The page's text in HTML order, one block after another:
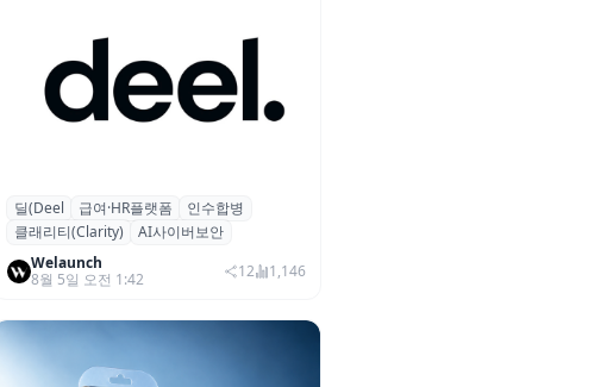
글로벌 HR 플랫폼 딜(Deel), ARR 15억
달러 돌파…AI 보안 역량 강화
딜(Deel 급여·HR플랫폼
인수합병
클래리티(Clarity)
AI사이버보안
Welaunch
8월 5일 오전 1:42
12 1,146